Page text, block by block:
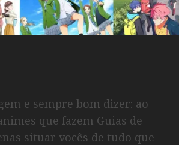
e sempre bom dizer: ao
que fazem Guias de
situar vocês de tudo que